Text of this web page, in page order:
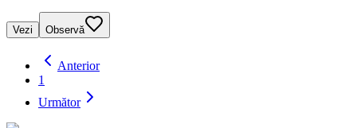
Vezi Observă
Anterior
1
Următor